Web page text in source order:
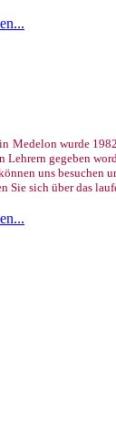
Medelon wurde
Lehrern gegeben
uns besuchen
Sie sich über das